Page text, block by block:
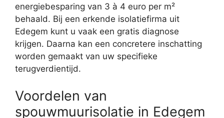
energiebesparing van 3 à 4 euro per m²
behaald. Bij een erkende isolatiefirma uit
Edegem kunt u vaak een gratis diagnose
krijgen. Daarna kan een concretere inschatting
worden gemaakt van uw specifieke
terugverdientijd.
Voordelen van
spouwmuurisolatie in Edegem